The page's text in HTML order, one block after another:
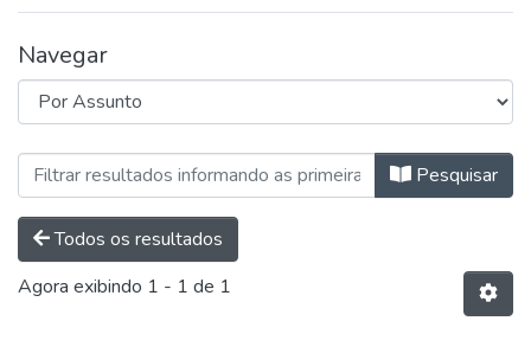
Navegar
Navegando Graduação | Pesquisar
Todos os resultados
Agora exibindo 1 - 1 de 1